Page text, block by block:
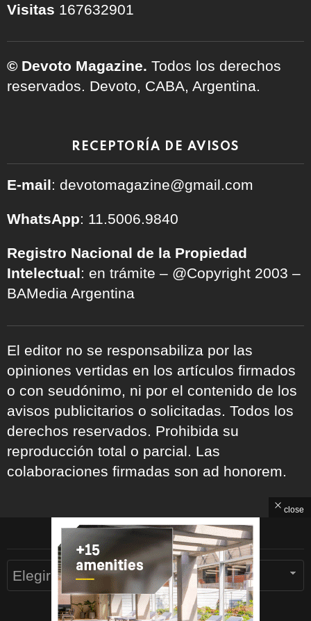
Visitas 167632901
© Devoto Magazine. Todos los derechos
reservados. Devoto, CABA, Argentina.
RECEPTORÍA DE AVISOS
E-mail: devotomagazine@gmail.com
WhatsApp: 11.5006.9840
Registro Nacional de la Propiedad
Intelectual: en trámite – @Copyright 2003 –
BAMedia Argentina
El editor no se responsabiliza por las
opiniones vertidas en los artículos firmados
o con seudónimo, ni por el contenido de los
avisos publicitarios o solicitadas. Todos los
derechos reservados. Prohibida su
reproducción total o parcial. Las
colaboraciones firmadas son ad honorem.
ARCHIVOS
Archivos
close